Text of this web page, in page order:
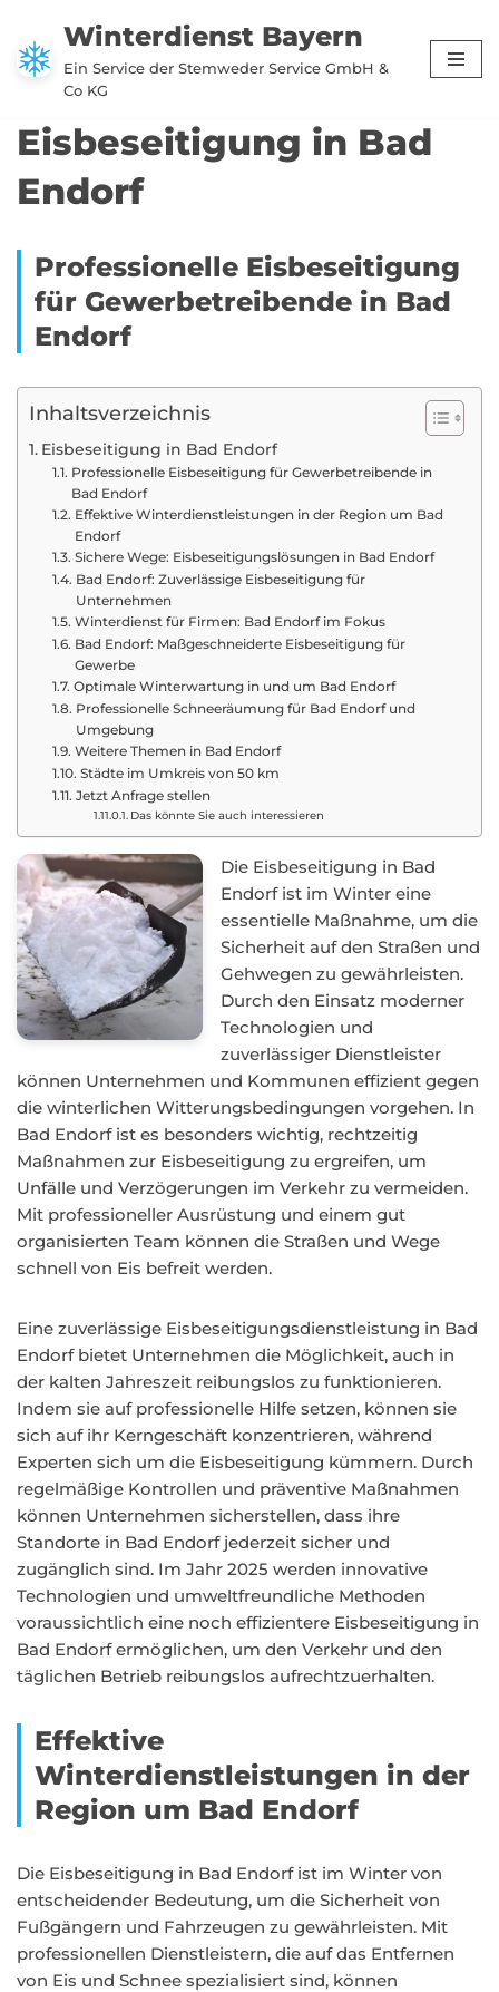
Zum
Inhalt
Winterdienst Bayern
Ein Service der Stemweder Service GmbH &
Co KG
Eisbeseitigung in Bad
Endorf
Professionelle Eisbeseitigung
für Gewerbetreibende in Bad
Endorf
Inhaltsverzeichnis
Eisbeseitigung in Bad Endorf
Professionelle Eisbeseitigung für Gewerbetreibende in
Bad Endorf
Effektive Winterdienstleistungen in der Region um Bad
Endorf
Sichere Wege: Eisbeseitigungslösungen in Bad Endorf
Bad Endorf: Zuverlässige Eisbeseitigung für
Unternehmen
Winterdienst für Firmen: Bad Endorf im Fokus
Bad Endorf: Maßgeschneiderte Eisbeseitigung für
Gewerbe
Optimale Winterwartung in und um Bad Endorf
Professionelle Schneeräumung für Bad Endorf und
Umgebung
Weitere Themen in Bad Endorf
Städte im Umkreis von 50 km
Jetzt Anfrage stellen
Das könnte Sie auch interessieren
Die Eisbeseitigung in Bad
Endorf ist im Winter eine
essentielle Maßnahme, um die
Sicherheit auf den Straßen und
Gehwegen zu gewährleisten.
Durch den Einsatz moderner
Technologien und
zuverlässiger Dienstleister
können Unternehmen und Kommunen effizient gegen
die winterlichen Witterungsbedingungen vorgehen. In
Bad Endorf ist es besonders wichtig, rechtzeitig
Maßnahmen zur Eisbeseitigung zu ergreifen, um
Unfälle und Verzögerungen im Verkehr zu vermeiden.
Mit professioneller Ausrüstung und einem gut
organisierten Team können die Straßen und Wege
schnell von Eis befreit werden.
Eine zuverlässige Eisbeseitigungsdienstleistung in Bad
Endorf bietet Unternehmen die Möglichkeit, auch in
der kalten Jahreszeit reibungslos zu funktionieren.
Indem sie auf professionelle Hilfe setzen, können sie
sich auf ihr Kerngeschäft konzentrieren, während
Experten sich um die Eisbeseitigung kümmern. Durch
regelmäßige Kontrollen und präventive Maßnahmen
können Unternehmen sicherstellen, dass ihre
Standorte in Bad Endorf jederzeit sicher und
zugänglich sind. Im Jahr 2025 werden innovative
Technologien und umweltfreundliche Methoden
voraussichtlich eine noch effizientere Eisbeseitigung in
Bad Endorf ermöglichen, um den Verkehr und den
täglichen Betrieb reibungslos aufrechtzuerhalten.
Effektive
Winterdienstleistungen in der
Region um Bad Endorf
Die Eisbeseitigung in Bad Endorf ist im Winter von
entscheidender Bedeutung, um die Sicherheit von
Fußgängern und Fahrzeugen zu gewährleisten. Mit
professionellen Dienstleistern, die auf das Entfernen
von Eis und Schnee spezialisiert sind, können